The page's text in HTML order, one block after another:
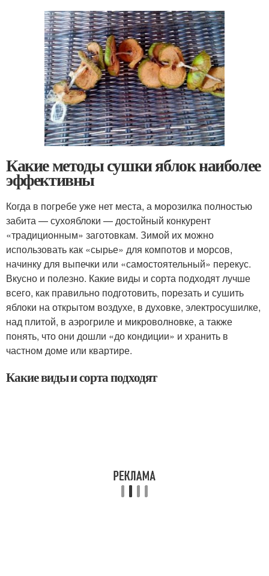
Какие методы сушки яблок наиболее
эффективны
Когда в погребе уже нет места, а морозилка полностью
забита — сухояблоки — достойный конкурент
«традиционным» заготовкам. Зимой их можно
использовать как «сырье» для компотов и морсов,
начинку для выпечки или «самостоятельный» перекус.
Вкусно и полезно. Какие виды и сорта подходят лучше
всего, как правильно подготовить, порезать и сушить
яблоки на открытом воздухе, в духовке, электросушилке,
над плитой, в аэрогриле и микроволновке, а также
понять, что они дошли «до кондиции» и хранить в
частном доме или квартире.
Какие виды и сорта подходят